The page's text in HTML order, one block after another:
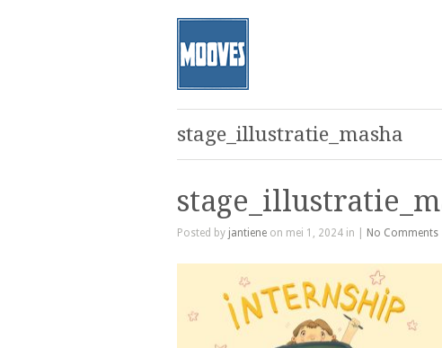
stage_illustratie_masha
Posted by jantiene on mei 1, 2024 in |
No Comments